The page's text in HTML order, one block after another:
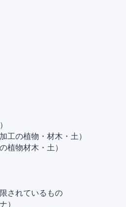
工の植物・材木・土）
植物材木・土）
されているもの
）